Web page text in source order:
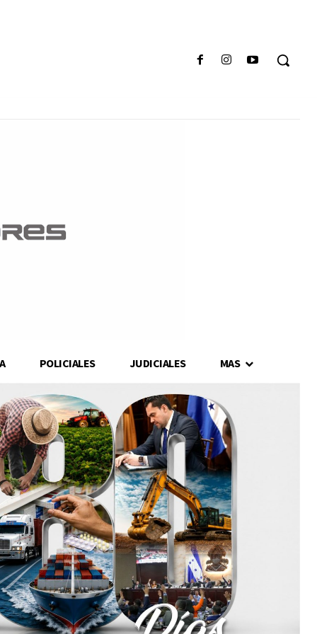
POLICIALES JUDICIALES MAS